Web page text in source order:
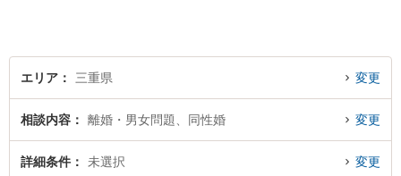
エリア 三重県 変更
相談内容 離婚・男女問題、同性婚 変更
詳細条件 未選択 変更